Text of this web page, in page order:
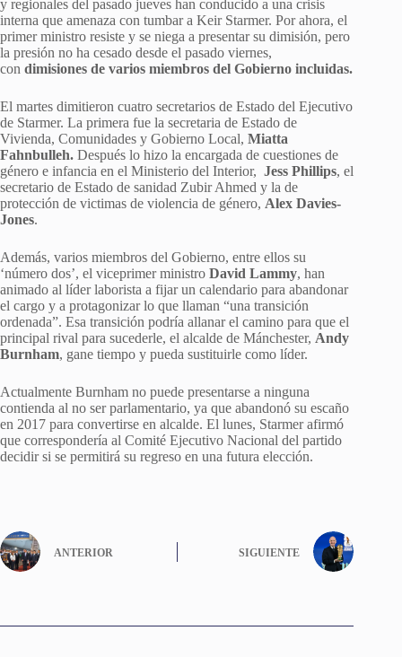
y regionales del pasado jueves han conducido a una crisis
interna que amenaza con tumbar a Keir Starmer. Por ahora, el
primer ministro resiste y se niega a presentar su dimisión, pero
la presión no ha cesado desde el pasado viernes,
con dimisiones de varios miembros del Gobierno incluidas.
El martes dimitieron cuatro secretarios de Estado del Ejecutivo
de Starmer. La primera fue la secretaria de Estado de
Vivienda, Comunidades y Gobierno Local, Miatta
Fahnbulleh. Después lo hizo la encargada de cuestiones de
género e infancia en el Ministerio del Interior, Jess Phillips, el
secretario de Estado de sanidad Zubir Ahmed y la de
protección de victimas de violencia de género, Alex Davies-
Jones.
Además, varios miembros del Gobierno, entre ellos su
‘número dos’, el viceprimer ministro David Lammy, han
animado al líder laborista a fijar un calendario para abandonar
el cargo y a protagonizar lo que llaman “una transición
ordenada”. Esa transición podría allanar el camino para que el
principal rival para sucederle, el alcalde de Mánchester, Andy
Burnham, gane tiempo y pueda sustituirle como líder.
Actualmente Burnham no puede presentarse a ninguna
contienda al no ser parlamentario, ya que abandonó su escaño
en 2017 para convertirse en alcalde. El lunes, Starmer afirmó
que correspondería al Comité Ejecutivo Nacional del partido
decidir si se permitirá su regreso en una futura elección.
ANTERIOR SIGUIENTE